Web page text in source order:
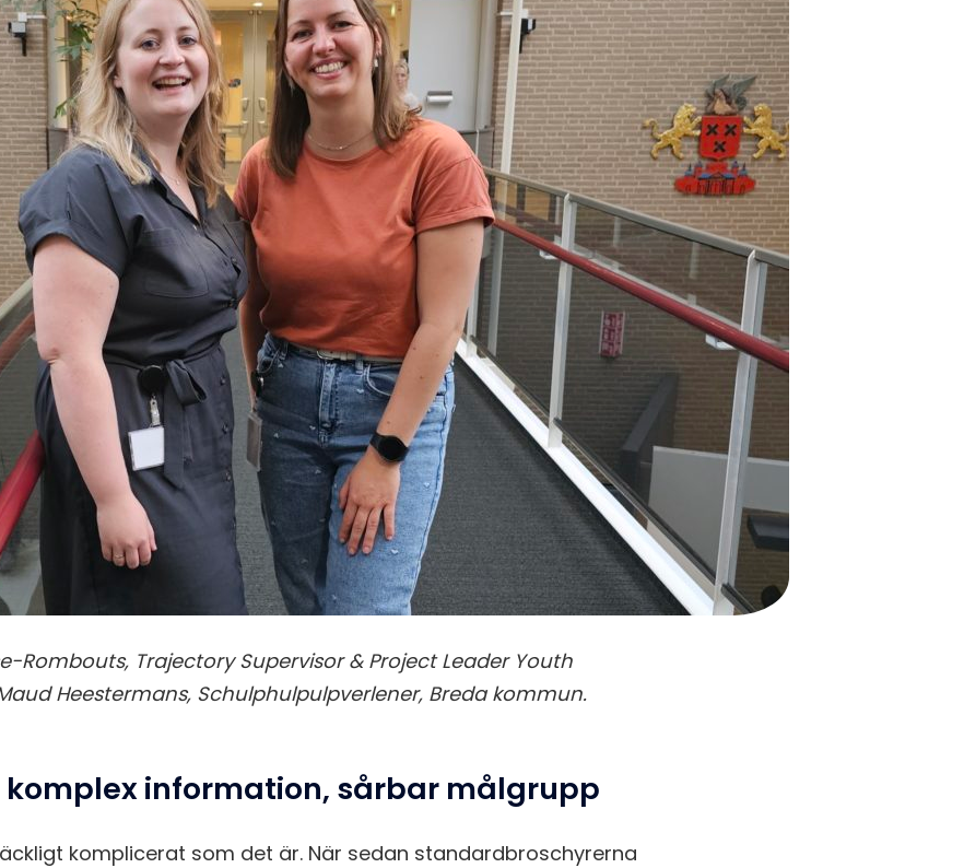
Rombouts, Trajectory Supervisor & Project Leader Youth
Heestermans, Schulphulpulpverlener, Breda kommun.
komplex information, sårbar målgrupp
komplicerat som det är. När sedan standardbroschyrerna